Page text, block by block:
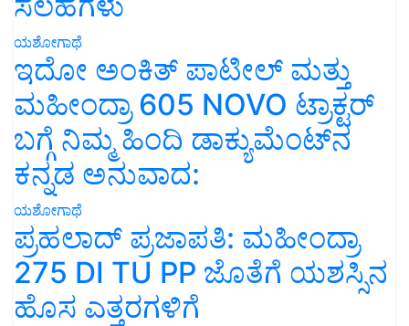
ಯಶೋಗಾಥೆ
ಇದೋ ಅಂಕಿತ್ ಪಾಟೀಲ್ ಮತ್ತು
ಮಹೀಂದ್ರಾ 605 NOVO ಟ್ರಾಕ್ಟರ್
ಬಗ್ಗೆ ನಿಮ್ಮ ಹಿಂದಿ ಡಾಕ್ಯುಮೆಂಟ್‌ನ
ಕನ್ನಡ ಅನುವಾದ:
ಯಶೋಗಾಥೆ
ಪ್ರಹಲಾದ್ ಪ್ರಜಾಪತಿ: ಮಹೀಂದ್ರಾ
275 DI TU PP ಜೊತೆಗೆ ಯಶಸ್ಸಿನ
ಹೊಸ ಎತ್ತರಗಳಿಗೆ